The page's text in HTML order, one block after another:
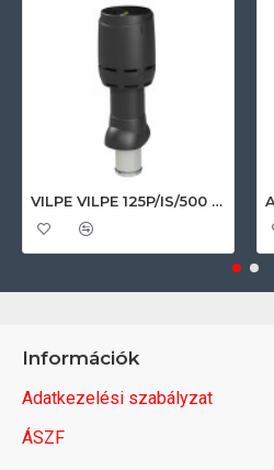
VILPE VILPE 125P/IS/500 FLOW tetőszellőző, fekete Szellőztető ventilátor tartozékok
Információk
Adatkezelési szabályzat
ÁSZF